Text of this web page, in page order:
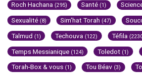
Roch Hachana (295) Santé (1)
Sexualité (8) Sim'hat Torah (47)
Talmud (1) Techouva (122) Téfila
Temps Messianique (124) Toledot (1)
Torah-Box & vous (1) Tou Béav (3)